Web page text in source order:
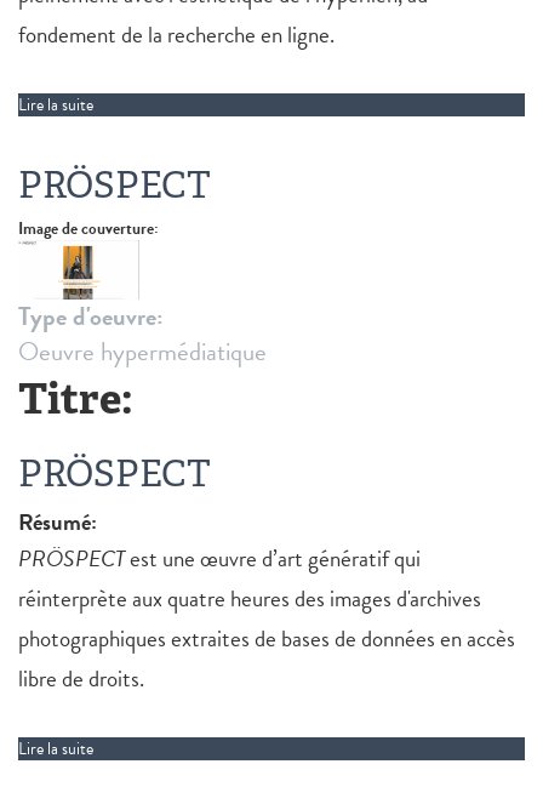
fondement de la recherche en ligne.
Lire la suite
PRÖSPECT
Image de couverture:
Type d'oeuvre:
Oeuvre hypermédiatique
Titre:
PRÖSPECT
Résumé:
PRÖSPECTest une œuvre d’art génératif qui
réinterprète aux quatre heures des images d'archives
photographiques extraites de bases de données en accès
libre de droits.
Lire la suite